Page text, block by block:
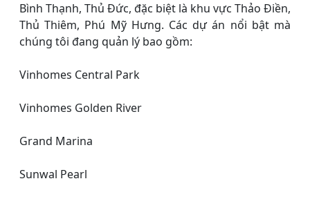
Bình Thạnh, Thủ Đức, đặc biệt là khu vực Thảo Điền,
Thủ Thiêm, Phú Mỹ Hưng. Các dự án nổi bật mà
chúng tôi đang quản lý bao gồm:
Vinhomes Central Park
Vinhomes Golden River
Grand Marina
Sunwal Pearl